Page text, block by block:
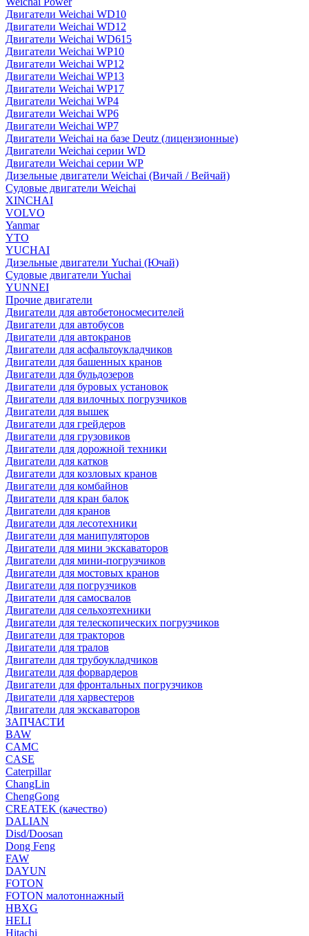
Двигатели Weichai WD10
Двигатели Weichai WD12
Двигатели Weichai WD615
Двигатели Weichai WP10
Двигатели Weichai WP12
Двигатели Weichai WP13
Двигатели Weichai WP17
Двигатели Weichai WP4
Двигатели Weichai WP6
Двигатели Weichai WP7
Двигатели Weichai на базе Deutz (лицензионные)
Двигатели Weichai серии WD
Двигатели Weichai серии WP
Дизельные двигатели Weichai (Вичай / Вейчай)
Судовые двигатели Weichai
XINCHAI
VOLVO
Yanmar
YTO
YUCHAI
Дизельные двигатели Yuchai (Ючай)
Судовые двигатели Yuchai
YUNNEI
Прочие двигатели
Двигатели для автобетоносмесителей
Двигатели для автобусов
Двигатели для автокранов
Двигатели для асфальтоукладчиков
Двигатели для башенных кранов
Двигатели для бульдозеров
Двигатели для буровых установок
Двигатели для вилочных погрузчиков
Двигатели для вышек
Двигатели для грейдеров
Двигатели для грузовиков
Двигатели для дорожной техники
Двигатели для катков
Двигатели для козловых кранов
Двигатели для комбайнов
Двигатели для кран балок
Двигатели для кранов
Двигатели для лесотехники
Двигатели для манипуляторов
Двигатели для мини экскаваторов
Двигатели для мини-погрузчиков
Двигатели для мостовых кранов
Двигатели для погрузчиков
Двигатели для самосвалов
Двигатели для сельхозтехники
Двигатели для телескопических погрузчиков
Двигатели для тракторов
Двигатели для тралов
Двигатели для трубоукладчиков
Двигатели для форвардеров
Двигатели для фронтальных погрузчиков
Двигатели для харвестеров
Двигатели для экскаваторов
ЗАПЧАСТИ
BAW
CAMC
CASE
Caterpillar
ChangLin
ChengGong
CREATEK (качество)
DALIAN
Disd/Doosan
Dong Feng
FAW
DAYUN
FOTON
FOTON малотоннажный
HBXG
HELI
Hitachi